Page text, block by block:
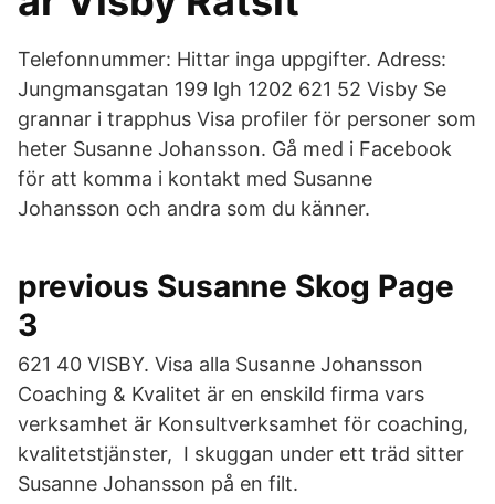
Telefonnummer: Hittar inga uppgifter. Adress:
Jungmansgatan 199 lgh 1202 621 52 Visby Se
grannar i trapphus Visa profiler för personer som
heter Susanne Johansson. Gå med i Facebook
för att komma i kontakt med Susanne
Johansson och andra som du känner.
previous Susanne Skog Page
3
621 40 VISBY. Visa alla Susanne Johansson
Coaching & Kvalitet är en enskild firma vars
verksamhet är Konsultverksamhet för coaching,
kvalitetstjänster, I skuggan under ett träd sitter
Susanne Johansson på en filt.